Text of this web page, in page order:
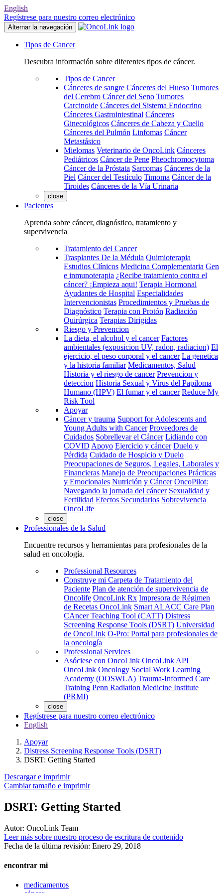
English
Regístrese para nuestro correo electrónico
Alternar la navegación
Tipos de Cancer
Descubra información sobre diferentes tipos de cáncer.
Tipos de Cancer
Cánceres de sangre Cánceres del Hueso Tumores
del Cerebro Cáncer del Seno Tumores
Carcinoide Cánceres del Sistema Endocrino
Cánceres Gastrointestinal Cánceres
Ginecológicos Cánceres de Cabeza y Cuello
Cánceres del Pulmón Linfomas Cáncer
Metastásico
Mielomas Veterinario de OncoLink Cánceres
Pediátricos Cáncer de Pene Pheochromocytoma
Cáncer de la Próstata Sarcomas Cánceres de la
Piel Cáncer del Testículo Timoma Cáncer de la
Tiroides Cánceres de la Vía Urinaria
close
Pacientes
Aprenda sobre cáncer, diagnóstico, tratamiento y
supervivencia
Tratamiento del Cancer
Trasplantes De la Médula Quimioterapia
Estudios Clínicos Medicina Complementaria Gen
e inmunoterapia ¿Recibe tratamiento contra el
cáncer? ¡Empieza aqui! Terapia Hormonal
Ayudantes de Hospital Especialidades
Intervencionistas Procedimientos y Pruebas de
Diagnóstico Terapia con Protón Radiación
Quirúrgica Terapias Dirigidas
Riesgo y Prevencion
La dieta, el alcohol y el cancer Factores
ambientales (exposicion UV, radon, radiacion) El
ejercicio, el peso corporal y el cancer La genetica
y la historia familiar Medicamentos, Salud
Historia y el riesgo de cancer Prevencion y
deteccion Historia Sexual y Virus del Papiloma
Humano (HPV) El fumar y el cancer Reduce My
Risk Tool
Apoyar
Cáncer y trauma Support for Adolescents and
Young Adults with Cancer Proveedores de
Cuidados Sobrellevar el Cáncer Lidiando con
COVID Apoyo Ejercicio y cáncer Duelo y
Pérdida Cuidado de Hospicio y Duelo
Preocupaciones de Seguros, Legales, Laborales y
Financieras Manejo de Preocupaciones Prácticas
y Emocionales Nutrición y Cáncer OncoPilot:
Navegando la jornada del cáncer Sexualidad y
Fertilidad Efectos Secundarios Sobrevivencia
OncoLife
close
Professionales de la Salud
Encuentre recursos y herramientas para profesionales de la
salud en oncología.
Professional Resources
Construye mi Carpeta de Tratamiento del
Paciente Plan de atención de supervivencia de
Oncolife OncoLink Rx Impresora de Régimen
de Recetas OncoLink Smart ALACC Care Plan
CAncer Teaching Tool (CATT) Distress
Screening Response Tools (DSRT) Universidad
de OncoLink O-Pro: Portal para profesionales de
la oncología
Professional Services
Asóciese con OncoLink OncoLink API
OncoLink Oncology Social Work Learning
Academy (OOSWLA) Trauma-Informed Care
Training Penn Radiation Medicine Institute
(PRMI)
close
Regístrese para nuestro correo electrónico
English
Apoyar
Distress Screening Response Tools (DSRT)
DSRT: Getting Started
Descargar e imprimir
Cambiar tamaño e imprimir
DSRT: Getting Started
Autor: OncoLink Team
Leer más sobre nuestro proceso de escritura de contenido
Fecha de la última revisión: Enero 29, 2018
encontrar mi
medicamentos